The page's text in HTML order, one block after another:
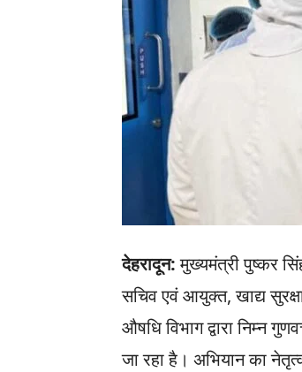
देहरादून:मुख्यमंत्री पुष्कर
सचिव एवं आयुक्त, खाद्य
औषधि विभाग द्वारा निम्न
जा रहा है। अभियान का